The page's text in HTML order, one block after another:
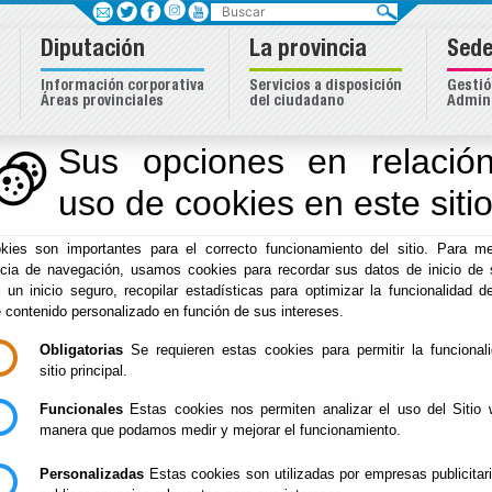
Sus opciones en
uso de cookies en este sitio
son importantes para el correcto funcionamiento del sitio. Para
de navegación, usamos cookies para recordar sus datos de inicio de
un inicio seguro, recopilar estadísticas para optimizar la funcionalidad
contenido personalizado en función de sus intereses.
Obligatorias Se requieren estas cookies para permitir la
sitio principal.
Funcionales Estas cookies nos permiten analizar el uso del Sitio
manera que podamos medir y mejorar el funcionamiento.
Personalizadas Estas cookies son utilizadas por empresas
Inicio -Diputación - Exposiciones
EXPOSICIÓN "A
FLOR DE PIEL"
Del : 29/07/
Lugar: Mojácar
Perido: 07 -
EXPOSICIÓN "A
LA FUENTE
Del : 31/07/
Perido: 07 -
Tipo: Arte y
Buscar
Diputación
Información corporativa
Áreas provinciales
La provincia
Servicios a disposición
del ciudadano